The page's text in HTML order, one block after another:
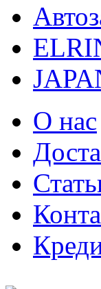
О нас